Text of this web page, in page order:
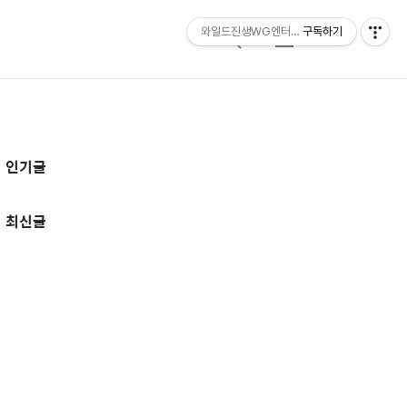
검
메
추
정
인기글
최신글
와일드진생WG엔터테인먼트
구독하기